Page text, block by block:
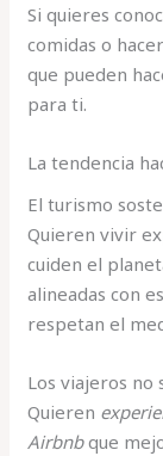
Si quieres
comidas o
que pueden
para ti.
La tendencia
El turismo
Quieren vivir
cuiden el
alineadas con
respetan el
Los viajeros no
Quieren
Airbnbque